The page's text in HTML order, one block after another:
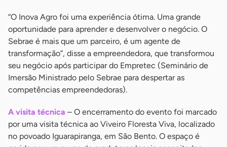
“O Inova Agro foi uma experiência ótima. Uma grande
oportunidade para aprender e desenvolver o negócio. O
Sebrae é mais que um parceiro, é um agente de
transformação”, disse a empreendedora, que transformou
seu negócio após participar do Empretec (Seminário de
Imersão Ministrado pelo Sebrae para despertar as
competências empreendedoras).
A visita técnica – O encerramento do evento foi marcado
por uma visita técnica ao Viveiro Floresta Viva, localizado
no povoado Iguarapiranga, em São Bento. O espaço é